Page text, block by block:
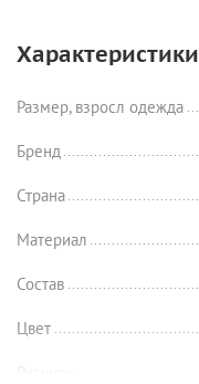
Характеристики
Размер, взросл одежда
Бренд
Страна
Материал
Состав
Цвет